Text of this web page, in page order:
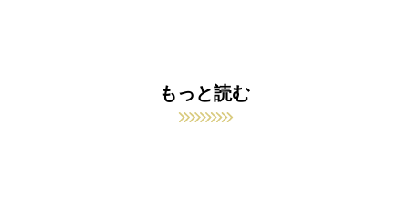
もっと読む